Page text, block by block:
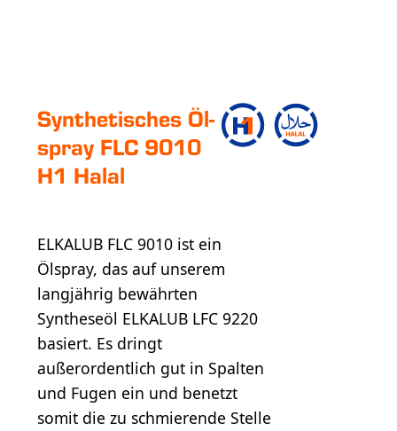
Syn­the­ti­sches Öl­
spray FLC 9010
H1 Halal
ELKALUB FLC 9010 ist ein
Ölspray, das auf unserem
langjährig bewährten
Syntheseöl ELKALUB LFC 9220
basiert. Es dringt
außerordentlich gut in Spalten
und Fugen ein und benetzt
somit die zu schmierende Stelle